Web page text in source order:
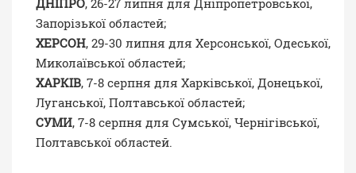
ДНІПРО, 26-27 липня для Дніпропетровської,
Запорізької областей;
ХЕРСОН, 29-30 липня для Херсонської, Одеської,
Миколаївської областей;
ХАРКІВ, 7-8 серпня для Харківської, Донецької,
Луганської, Полтавської областей;
СУМИ, 7-8 серпня для Сумської, Чернігівської,
Полтавської областей.